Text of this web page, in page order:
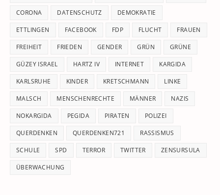
CORONA DATENSCHUTZ DEMOKRATIE
ETTLINGEN FACEBOOK FDP FLUCHT FRAUEN
FREIHEIT FRIEDEN GENDER GRÜN GRÜNE
GÜZEY ISRAEL HARTZ IV INTERNET KARGIDA
KARLSRUHE KINDER KRETSCHMANN LINKE
MALSCH MENSCHENRECHTE MÄNNER NAZIS
NOKARGIDA PEGIDA PIRATEN POLIZEI
QUERDENKEN QUERDENKEN721 RASSISMUS
SCHULE SPD TERROR TWITTER ZENSURSULA
ÜBERWACHUNG